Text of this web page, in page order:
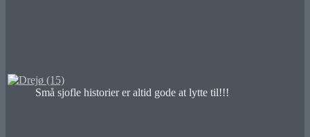
Små sjofle historier er altid gode at lytte til!!!